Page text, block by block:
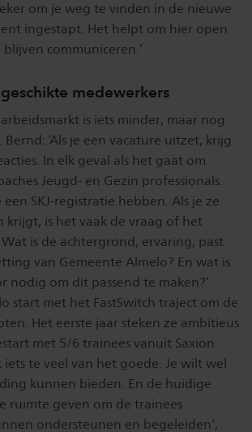
om je weg te vinden in de nieuwe
ingestapt. Het helpt om hier open
communiceren.’
medewerkers
is iets minder, maar nog
Bernd: ‘Als je een vacature uitzet, krijg
In elk geval als het gaat om
Jeugd- en Gezin professionals.
SKJ-registratie hebben. Als je ze
krijgt, is het vaak de vraag of het
is de achtergrond, ervaring, past
van Gemeente Almelo? En wat is
nodig om dit passend te maken?’
start met het FastSwitch traject om de
Het eerste jaar steken ze ambitieus
met 5/6 trainees vanuit Saxion.
iets te veel van het goede. Je wilt wel
kunnen bieden. En de huidige
ruimte geven om de trainees
ondersteunen en begeleiden’,